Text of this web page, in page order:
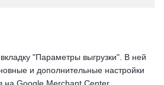
"Параметры выгрузки". В ней
и дополнительные настройки